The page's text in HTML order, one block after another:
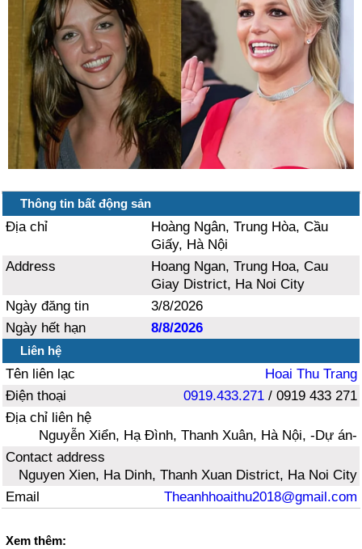
Thông tin bất động sản
Địa chỉ
Hoàng Ngân, Trung Hòa, Cầu
Giấy, Hà Nội
Address
Hoang Ngan, Trung Hoa, Cau
Giay District, Ha Noi City
Ngày đăng tin
3/8/2026
Ngày hết hạn
8/8/2026
Liên hệ
Tên liên lạc
Hoai Thu Trang
Điện thoại
0919.433.271/ 0919 433 271
Địa chỉ liên hệ
Nguyễn Xiển, Hạ Đình, Thanh Xuân, Hà Nội, -Dự án-
Contact address
Nguyen Xien, Ha Dinh, Thanh Xuan District, Ha Noi City
Email
Theanhhoaithu2018@gmail.com
Xem thêm: